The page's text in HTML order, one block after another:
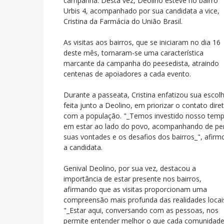
Urbis 4, acompanhado por sua candidata a vice,
Cristina da Farmácia do União Brasil.
As visitas aos bairros, que se iniciaram no dia 16
deste mês, tornaram-se uma característica
marcante da campanha do peesedista, atraindo
centenas de apoiadores a cada evento.
Durante a passeata, Cristina enfatizou sua
feita junto a Deolino, em priorizar o contato
com a população. "_Temos investido nosso
em estar ao lado do povo, acompanhando de
suas vontades e os desafios dos bairros_",
a candidata.
Genival Deolino, por sua vez, destacou a
importância de estar presente nos bairros,
afirmando que as visitas proporcionam uma
compreensão mais profunda das realidades
"_Estar aqui, conversando com as pessoas, nos
permite entender melhor o que cada comunidade